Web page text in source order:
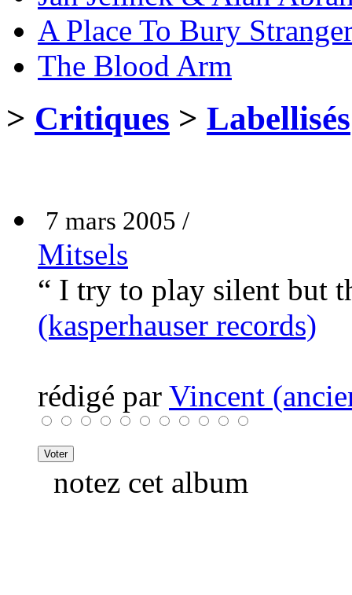
A Place To Bury
The Blood Arm
> Critiques > Labellisés
7 mars 2005 /
Mitsels
“ I try to play silent but
(kasperhauser records)
rédigé par Vincent
notez cet album